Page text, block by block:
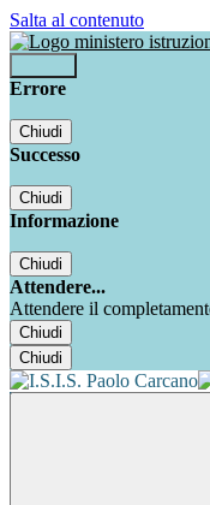
Salta al contenuto
Errore
Chiudi
Successo
Chiudi
Informazione
Chiudi
Attendere...
Attendere il
Chiudi
Chiudi